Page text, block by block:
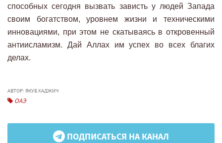
способных сегодня вызвать зависть у людей Запада
своим богатством, уровнем жизни и техническими
инновациями, при этом не скатываясь в откровенный
антиисламизм. Дай Аллах им успех во всех благих
делах.
АВТОР: ЯКУБ ХАДЖИЧ
ОАЭ
ПОДПИСАТЬСЯ НА КАНАЛ